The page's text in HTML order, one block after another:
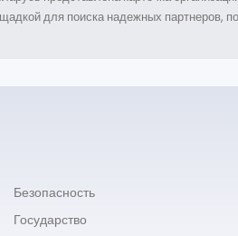
для поиска надежных партнеров,
Безопасность
Государство